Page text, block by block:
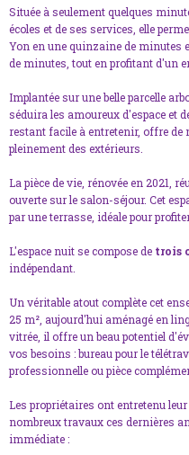
Située à seulement quelques
écoles et de ses services, elle
Yon en une quinzaine de minutes
de minutes, tout en profitant d'un
Implantée sur une belle parcelle
séduira les amoureux d'espace et
restant facile à entretenir, offre de
pleinement des extérieurs.
La pièce de vie, rénovée en 2021,
ouverte sur le salon-séjour. Cet
par une terrasse, idéale pour
L'espace nuit se compose de trois
indépendant.
Un véritable atout complète cet
25 m², aujourd'hui aménagé en
vitrée, il offre un beau potentiel
vos besoins : bureau pour le
professionnelle ou pièce
Les propriétaires ont entretenu
nombreux travaux ces dernières
immédiate :